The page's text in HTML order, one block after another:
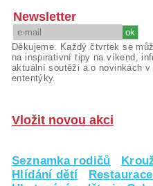
Newsletter
Děkujeme. Každý čtvrtek se
na inspirativní tipy na víkend,
aktuální soutěži a o novinkách v
ententýky.
Vložit novou akci
Seznamka rodičů
Hlídání dětí